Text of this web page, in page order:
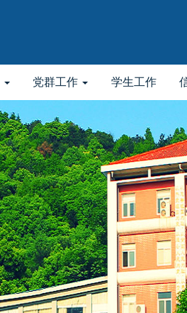
党群工作 学生工作